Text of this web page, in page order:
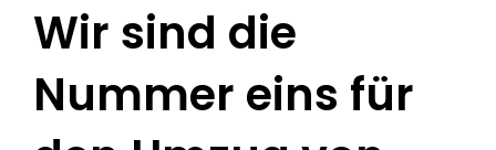
Wir sind die
Nummer eins für